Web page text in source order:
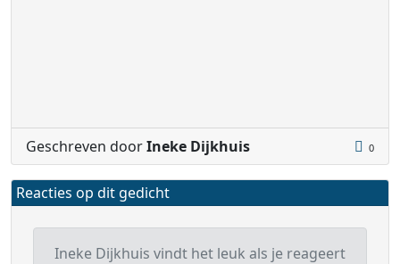
Geschreven doorIneke Dijkhuis 0
Reacties op dit gedicht
Ineke Dijkhuis vindt het leuk als je reageert